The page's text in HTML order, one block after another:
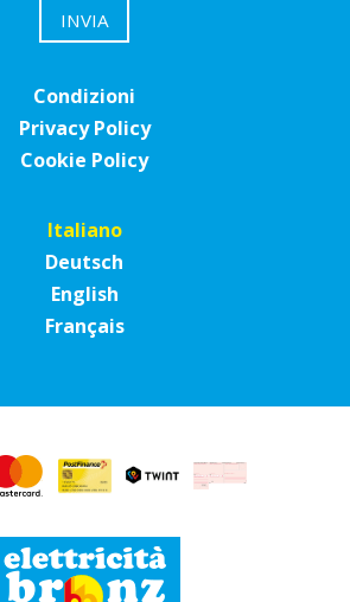
Condizioni
Privacy Policy
Cookie Policy
Italiano
Deutsch
English
Français